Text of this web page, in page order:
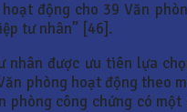
động cho 39 Văn
tư nhân” [46].
được ưu tiên lựa
phòng hoạt động theo
công chứng có